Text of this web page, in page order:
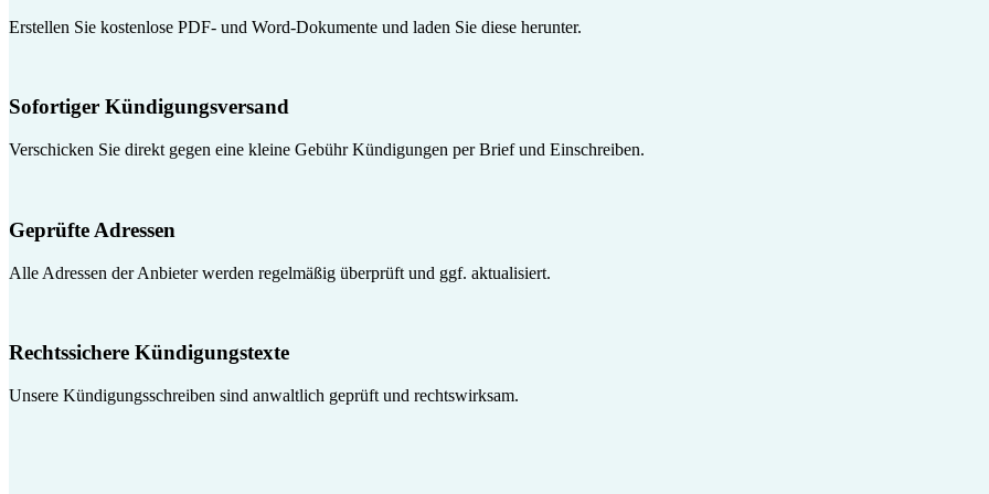
Erstellen Sie kostenlose PDF- und Word-Dokumente und laden Sie diese herunter.
Sofortiger Kündigungsversand
Verschicken Sie direkt gegen eine kleine Gebühr Kündigungen per Brief und Einschreiben.
Geprüfte Adressen
Alle Adressen der Anbieter werden regelmäßig überprüft und ggf. aktualisiert.
Rechtssichere Kündigungstexte
Unsere Kündigungsschreiben sind anwaltlich geprüft und rechtswirksam.